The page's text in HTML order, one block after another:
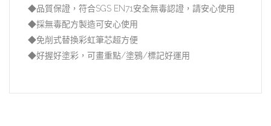
◆品質保證，符合SGS EN71安全無毒認證，請安心使用
◆採無毒配方製造可安心使用
◆免削式替換彩虹筆芯超方便
◆好握好塗彩，可畫重點/塗鴉/標記好運用